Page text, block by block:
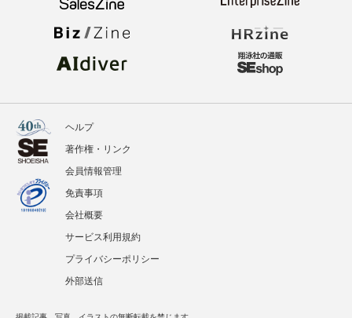
ヘルプ
著作権・リンク
会員情報管理
免責事項
会社概要
サービス利用規約
プライバシーポリシー
外部送信